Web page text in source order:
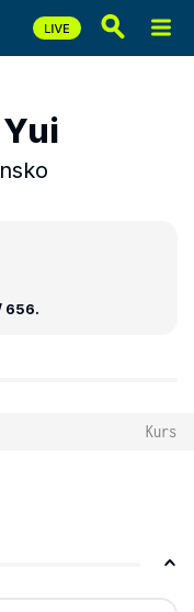
656.
Kurs